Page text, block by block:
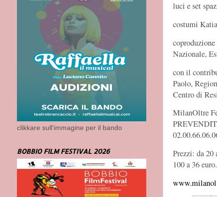
luci e set
costumi
Nazionale,
con il
Paolo,
Centro di
MilanOltre
Prezzi: da
100 a 36 euro.
clikkare sull'immagine per il bando
BOBBIO FILM FESTIVAL 2026